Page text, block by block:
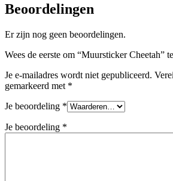
Beoordelingen
Er zijn nog geen beoordelingen.
Wees de eerste om “Muursticker Cheetah”
Je e-mailadres wordt niet gepubliceerd.
gemarkeerd met *
Je beoordeling *
Je beoordeling *